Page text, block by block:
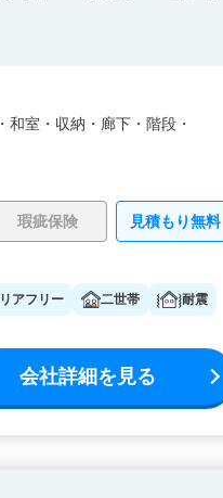
和室・ 収納・ 廊下・ 階段・
瑕疵保険 見積もり無料
アフリー 二世帯 耐震
会社詳細を見る